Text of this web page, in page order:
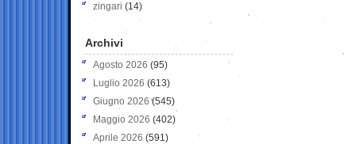
zingari (14)
Archivi
Agosto 2026 (95)
Luglio 2026 (613)
Giugno 2026 (545)
Maggio 2026 (402)
Aprile 2026 (591)